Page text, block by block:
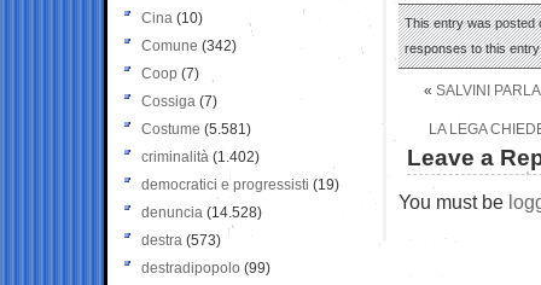
This entry was posted
responses to this
« SALVINI
LA LEGA
Leave a
You must be
Cina (10)
Comune (342)
Coop (7)
Cossiga (7)
Costume (5.581)
criminalità (1.402)
democratici e progressisti (19)
denuncia (14.528)
destra (573)
destradipopolo (99)